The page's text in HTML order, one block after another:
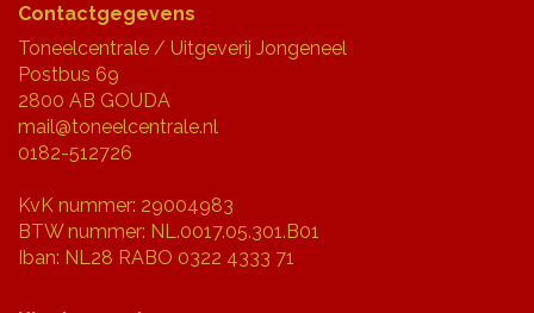
Contactgegevens
Toneelcentrale / Uitgeverij Jongeneel
Postbus 69
2800 AB GOUDA
mail@toneelcentrale.nl
0182-512726
KvK nummer: 29004983
BTW nummer: NL.0017.05.301.B01
Iban: NL28 RABO 0322 4333 71